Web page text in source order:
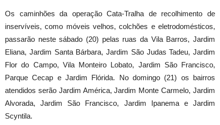
Os caminhões da operação Cata-Tralha de recolhimento de
inservíveis, como móveis velhos, colchões e eletrodomésticos,
passarão neste sábado (20) pelas ruas da Vila Barros, Jardim
Eliana, Jardim Santa Bárbara, Jardim São Judas Tadeu, Jardim
Flor do Campo, Vila Monteiro Lobato, Jardim São Francisco,
Parque Cecap e Jardim Flórida. No domingo (21) os bairros
atendidos serão Jardim América, Jardim Monte Carmelo, Jardim
Alvorada, Jardim São Francisco, Jardim Ipanema e Jardim
Scyntila.